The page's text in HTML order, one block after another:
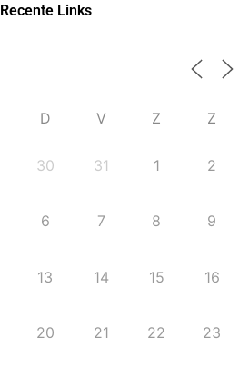
Recente Links
D V Z Z
30 31 1 2
6 7 8 9
13 14 15 16
20 21 22 23